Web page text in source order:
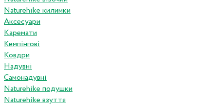
Naturehike килимки
Аксесуари
Каремати
Кемпінгові
Ковдри
Надувні
Самонадувні
Naturehike подушки
Naturehike взуття